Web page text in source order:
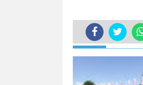
TERKINI